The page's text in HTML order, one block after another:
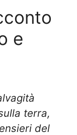
e
terra,
del